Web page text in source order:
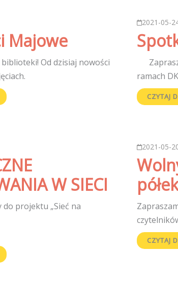
Majowe
Od dzisiaj nowości
zdjęciach.
2021-05-
ramach
CZYTAJ
W SIECI
do projektu „Sieć na
2021-05-
półek
CZYTAJ